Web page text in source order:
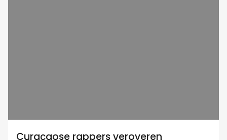
Curaçaose rappers veroveren